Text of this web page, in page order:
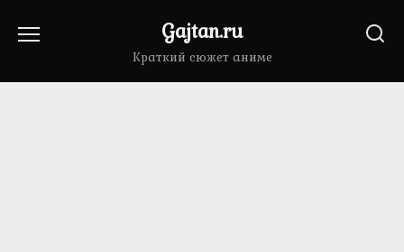
Gajtan.ru
Краткий сюжет аниме